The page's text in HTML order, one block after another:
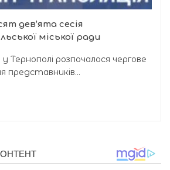
дев’ята сесія
міської ради
у Тернополі розпочалося чергове
представників...